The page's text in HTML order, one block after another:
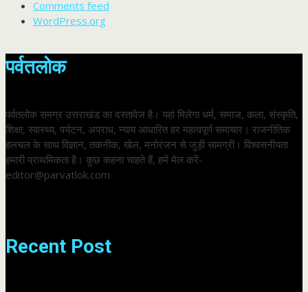
Comments feed
WordPress.org
पर्वतलोक
पर्वतलोक समग्र उत्तराखंड का दस्तावेज है। यहां मिलेगा धर्म, समाज, कला, संस्कृति,
शिक्षा, स्वास्थ्य, पर्यटन, अपराध, न्याय आधारित हर महत्वपूर्ण समाचार। राजनीतिक
हलचल के साथ विज्ञान, तकनीक, खेल, मनोरंजन से जुड़ी सामग्री। विश्वसनीयता
हमारी प्राथमिकता है। कुछ कहना चाहते हैं, हमें मेल करें-
editor@parvatlok.com
Recent Post